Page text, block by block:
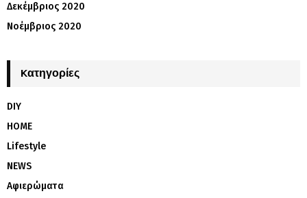
Δεκέμβριος 2020
Νοέμβριος 2020
Kατηγορίες
DIY
HOME
Lifestyle
NEWS
Αφιερώματα